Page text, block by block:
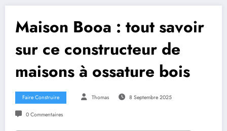
Maison Booa : tout savoir
sur ce constructeur de
maisons à ossature bois
Faire Construire Thomas 8 Septembre 2025
0 Commentaires